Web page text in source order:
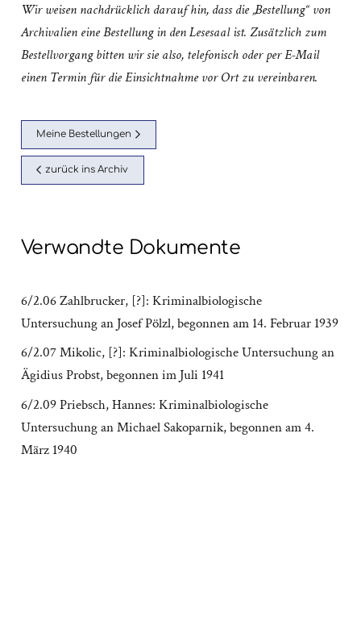
Wir weisen nachdrücklich darauf hin, dass die „Bestellung“ von
Archivalien eine Bestellung in den Lesesaal ist. Zusätzlich zum
Bestellvorgang bitten wir sie also, telefonisch oder per E-Mail
einen Termin für die Einsichtnahme vor Ort zu vereinbaren.
Meine Bestellungen
zurück ins Archiv
Verwandte Dokumente
6/2.06 Zahlbrucker, [?]: Kriminalbiologische
Untersuchung an Josef Pölzl, begonnen am 14. Februar 1939
6/2.07 Mikolic, [?]: Kriminalbiologische Untersuchung an
Ägidius Probst, begonnen im Juli 1941
6/2.09 Priebsch, Hannes: Kriminalbiologische
Untersuchung an Michael Sakoparnik, begonnen am 4.
März 1940